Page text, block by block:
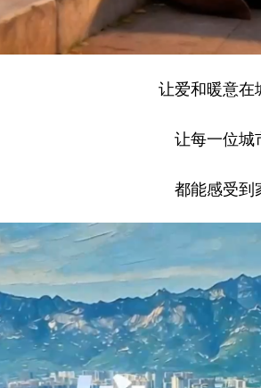
让爱和暖意在
让每一位城
都能感受到